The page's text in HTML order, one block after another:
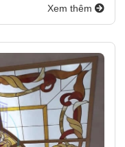
Xem thêm